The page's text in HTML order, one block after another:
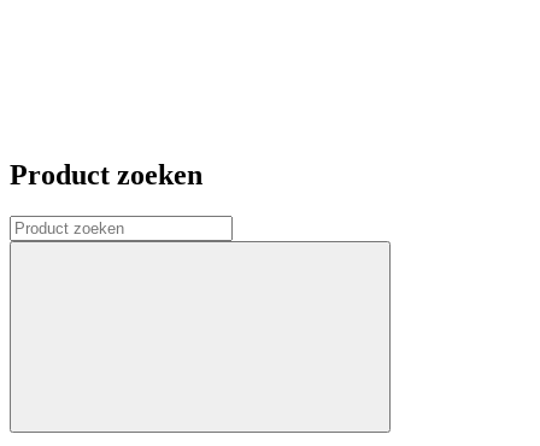
Product zoeken